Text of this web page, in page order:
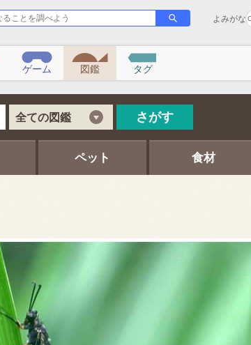
が
す
よみがな
ゲーム 図鑑 タグ
全ての図鑑 さがす
ペット 食材